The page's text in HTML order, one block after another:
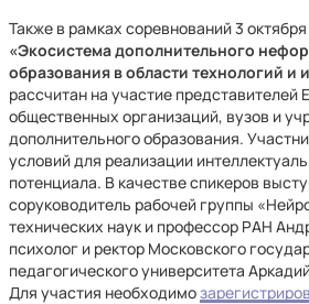
Также в рамках соревнований 3
«Экосистема дополнительного
образования в области технологий и
рассчитан на участие представителей
общественных организаций, вузов и
дополнительного образования.
условий для реализации
потенциала. В качестве спикеров
соруководитель рабочей группы
технических наук и профессор РАН
психолог и ректор Московского
педагогического университета
Для участия необходимо